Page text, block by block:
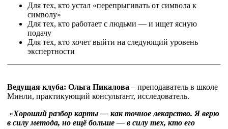
Для тех, кто устал «перепрыгивать от символа к
символу»
Для тех, кто работает с людьми — и ищет ясную
подачу
Для тех, кто хочет выйти на следующий уровень
экспертности
Ведущая клуба: Ольга Пикалова – преподаватель в школе
Минли, практикующий консультант, исследователь.
«Хороший разбор карты — как точное лекарство. Я верю
в силу метода, но ещё больше — в силу тех, кто его